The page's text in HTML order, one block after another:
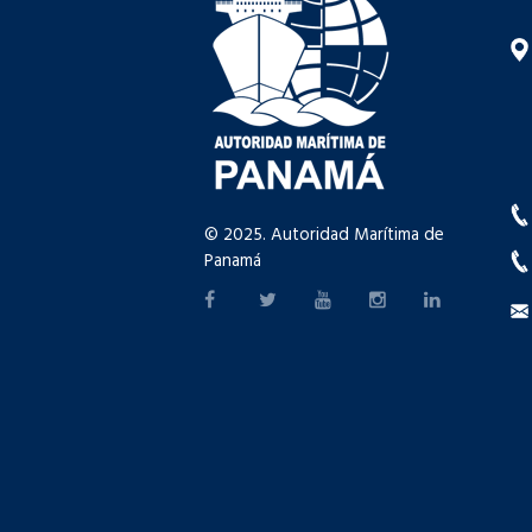
© 2025. Autoridad Marítima de
Panamá